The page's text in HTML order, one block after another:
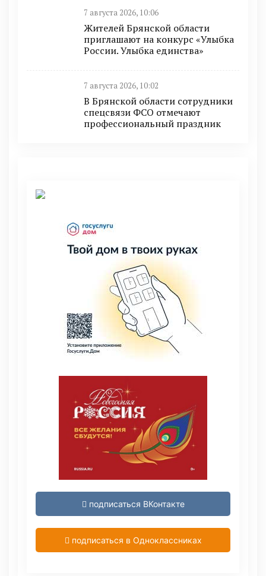
7 августа 2026, 10:06
Жителей Брянской области
приглашают на конкурс «Улыбка
России. Улыбка единства»
7 августа 2026, 10:02
В Брянской области сотрудники
спецсвязи ФСО отмечают
профессиональный праздник
подписаться ВКонтакте
подписаться в Одноклассниках